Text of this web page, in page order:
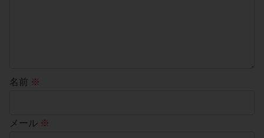
名前 ※
メール ※